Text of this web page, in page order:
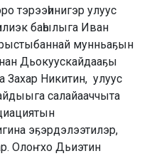
тэрээһинигэр улуус
баһылыга Иван
мунньаҕын
Дьокуускайдааҕы
Захар Никитин, улуус
салайааччыта
эҕэрдэлээтилэр,
Олоҥхо Дьиэтин